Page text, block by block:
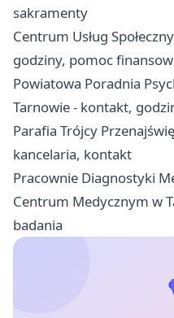
sakramenty
Centrum Usług
godziny, pomoc
Powiatowa Poradnia
Tarnowie - kontakt,
Parafia Trójcy
kancelaria, kontakt
Pracownie Diagnostyki
Centrum Medycznym w
badania